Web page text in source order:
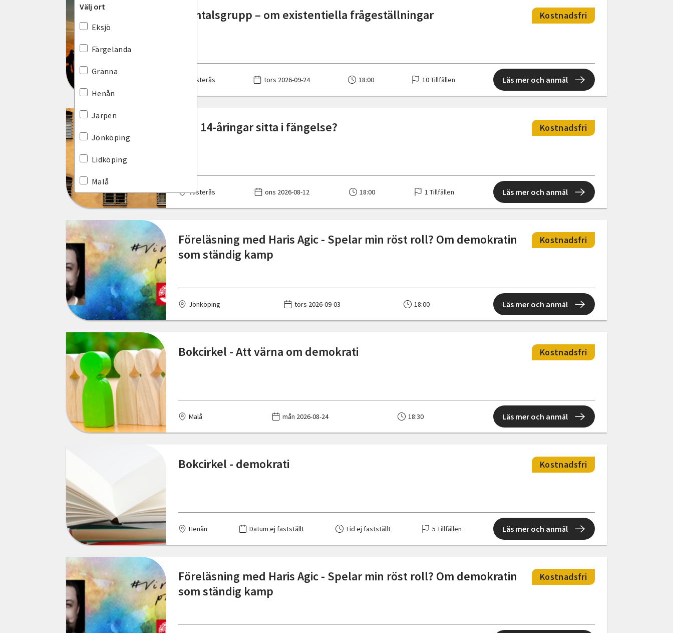
Norrbottens län
Skåne län
Stockholms län
Södermanlands län
Uppsala län
Värmlands län
Västernorrlands län
Västmanlands län
Västra Götalands län
Örebro län
Välj ort
Eksjö
Färgelanda
Gränna
Henån
Järpen
Jönköping
Lidköping
Malå
Nässjö
Södertälje
Tranås
Trollhättan
Vänersborg
Värnamo
Västerås
Ängelholm
Örebro
Samtalsgrupp – om existentiella frågeställningar Kostnadsfri
Västerås tors 2026-09-24 18:00 10 Tillfällen Läs mer och anmäl
Ska 14-åringar sitta i fängelse? Kostnadsfri
Västerås ons 2026-08-12 18:00 1 Tillfällen Läs mer och anmäl
Föreläsning med Haris Agic - Spelar min röst roll? Om demokratin
som ständig kamp
Kostnadsfri
Jönköping tors 2026-09-03 18:00 Läs mer och anmäl
Bokcirkel - Att värna om demokrati Kostnadsfri
Malå mån 2026-08-24 18:30 Läs mer och anmäl
Bokcirkel - demokrati Kostnadsfri
Henån Datum ej fastställt Tid ej fastställt 5 Tillfällen Läs mer och anmäl
Föreläsning med Haris Agic - Spelar min röst roll? Om demokratin
som ständig kamp
Kostnadsfri